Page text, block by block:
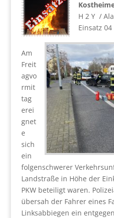
H 2 Y /
Einsatz 04
Am
Freit
agvo
rmit
tag
erei
gnet
e
sich
ein
folgenschwerer
Landstraße in Höhe der
PKW beteiligt waren.
übersah der Fahrer eines
Linksabbiegen ein